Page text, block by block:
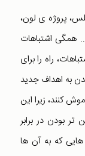
پروژه ی لون،
همگی اشتباهات
راه را برای
به اهداف جدید
کنند، زیرا این
بودن در برابر
که به آن ها